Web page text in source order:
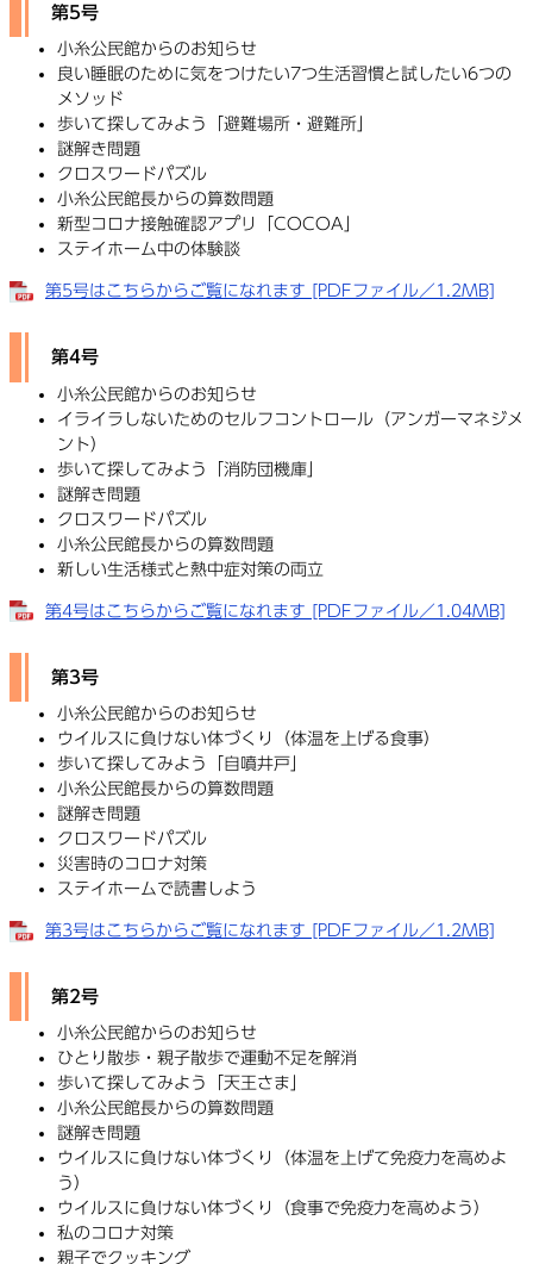
第5号
小糸公民館からのお知らせ
良い睡眠のために気をつけたい7つ生活習慣と試したい6つの
メソッド
歩いて探してみよう「避難場所・避難所」
謎解き問題
クロスワードパズル
小糸公民館長からの算数問題
新型コロナ接触確認アプリ「COCOA」
ステイホーム中の体験談
第5号はこちらからご覧になれます [PDFファイル／1.2MB]
第4号
小糸公民館からのお知らせ
イライラしないためのセルフコントロール（アンガーマネジメ
ント）
歩いて探してみよう「消防団機庫」
謎解き問題
クロスワードパズル
小糸公民館長からの算数問題
新しい生活様式と熱中症対策の両立
第4号はこちらからご覧になれます [PDFファイル／1.04MB]
第3号
小糸公民館からのお知らせ
ウイルスに負けない体づくり（体温を上げる食事）
歩いて探してみよう「自噴井戸」
小糸公民館長からの算数問題
謎解き問題
クロスワードパズル
災害時のコロナ対策
ステイホームで読書しよう
第3号はこちらからご覧になれます [PDFファイル／1.2MB]
第2号
小糸公民館からのお知らせ
ひとり散歩・親子散歩で運動不足を解消
歩いて探してみよう「天王さま」
小糸公民館長からの算数問題
謎解き問題
ウイルスに負けない体づくり（体温を上げて免疫力を高めよ
う）
ウイルスに負けない体づくり（食事で免疫力を高めよう）
私のコロナ対策
親子でクッキング